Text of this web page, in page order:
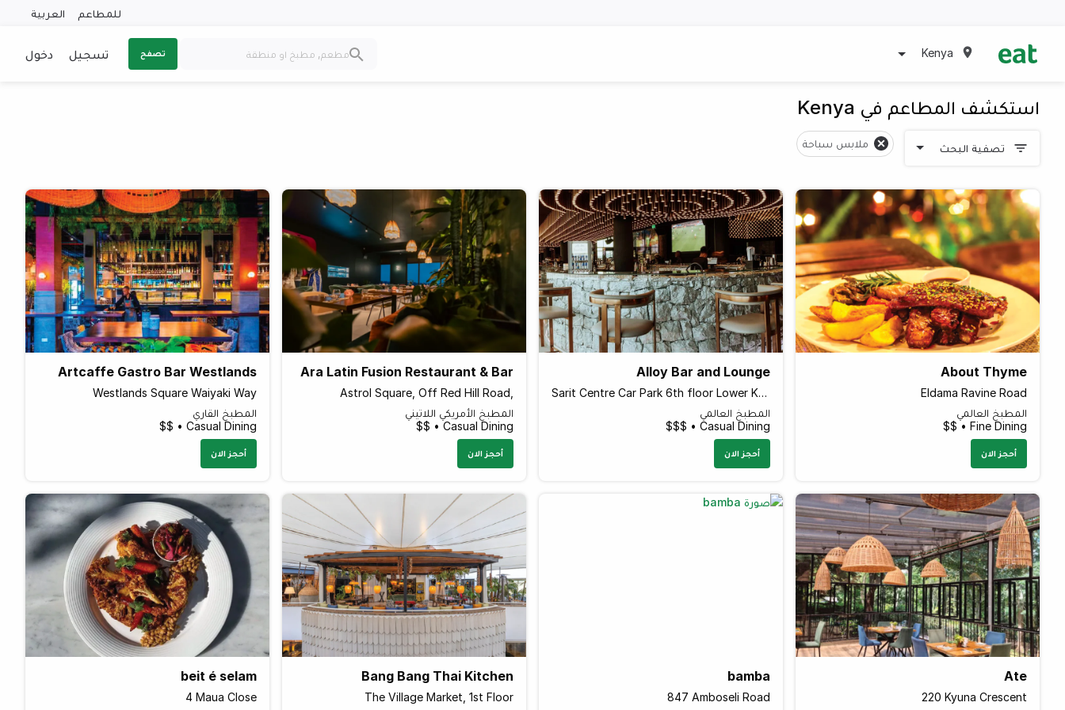
للمطاعم العربية
Kenya تصفح تسجيل دخول
استكشف المطاعم في Kenya
تصفية البحث ملابس سباحة
About Thyme
Eldama Ravine Road
المطبخ العالمي
Fine Dining • $$
أحجز الان
Alloy Bar and Lounge
Sarit Centre Car Park 6th floor Lower Kabete Road
المطبخ العالمي
Casual Dining • $$$
أحجز الان
Ara Latin Fusion Restaurant & Bar
Astrol Square, Off Red Hill Road,
المطبخ الأمريكي اللاتيني
Casual Dining • $$
أحجز الان
Artcaffe Gastro Bar Westlands
Westlands Square Waiyaki Way
المطبخ القاري
Casual Dining • $$
أحجز الان
Ate
220 Kyuna Crescent
bamba
847 Amboseli Road
Bang Bang Thai Kitchen
The Village Market, 1st Floor
beit é selam
4 Maua Close